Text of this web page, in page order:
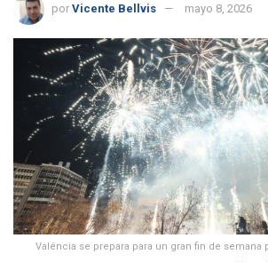
por Vicente Bellvis mayo 8, 2026
Valéncia se prepara para un gran fin de